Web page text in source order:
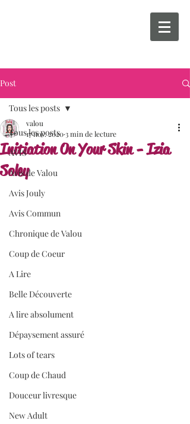
Post
Tous les posts
AVIS
Avis de Valou
Avis Jouly
Avis Commun
Chronique de Valou
Coup de Coeur
A Lire
Belle Découverte
A lire absolument
Dépaysement assuré
Lots of tears
Coup de Chaud
Douceur livresque
New Adult
Tous les posts
Initiation On Your Skin - Izia
Soley
valou
17 nov. 20203 min de lecture